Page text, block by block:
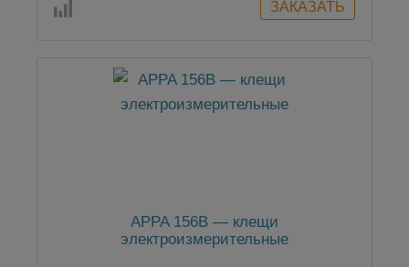
APPA 156В — клещи
электроизмерительные